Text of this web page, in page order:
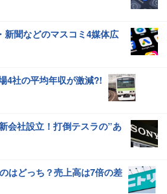
新聞などのマスコミ4媒体広
4社の平均年収が激減?!
会社設立！打倒テスラの”あ
はどっち？売上高は7倍の差